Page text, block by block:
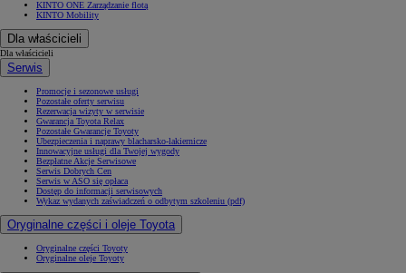
KINTO ONE Zarządzanie flotą
KINTO Mobility
Dla właścicieli
Dla właścicieli
Serwis
Promocje i sezonowe usługi
Pozostałe oferty serwisu
Rezerwacja wizyty w serwisie
Gwarancja Toyota Relax
Pozostałe Gwarancje Toyoty
Ubezpieczenia i naprawy blacharsko-lakiernicze
Innowacyjne usługi dla Twojej wygody
Bezpłatne Akcje Serwisowe
Serwis Dobrych Cen
Serwis w ASO się opłaca
Dostęp do informacji serwisowych
Wykaz wydanych zaświadczeń o odbytym szkoleniu (pdf)
Oryginalne części i oleje Toyota
Oryginalne części Toyoty
Oryginalne oleje Toyoty